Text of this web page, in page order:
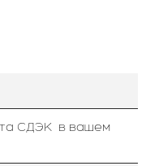
СДЭК в вашем